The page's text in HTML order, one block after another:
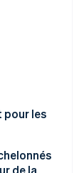
pour les